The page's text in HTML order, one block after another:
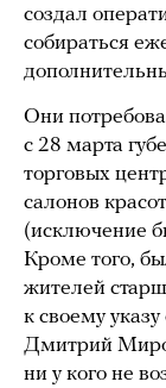
создал
собираться
Они
с 28 марта
торговых
салонов
(исключение
Кроме того,
жителей
к своему
Дмитрий
ни у кого не